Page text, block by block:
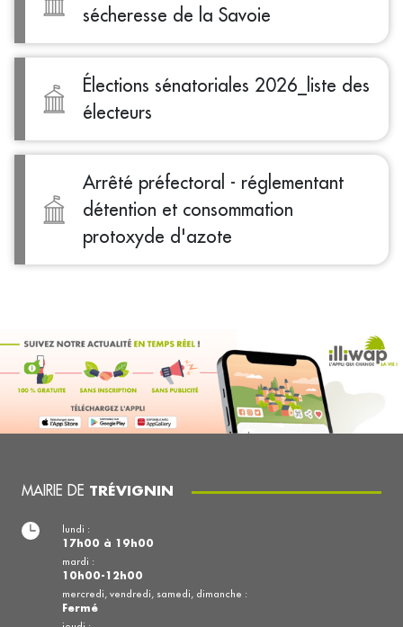
sécheresse de la Savoie
Élections sénatoriales 2026_liste des
électeurs
Arrêté préfectoral - réglementant
détention et consommation
protoxyde d'azote
MAIRIE DE TRÉVIGNIN
lundi :
17h00 à 19h00
mardi :
10h00-12h00
mercredi, vendredi, samedi, dimanche :
Fermé